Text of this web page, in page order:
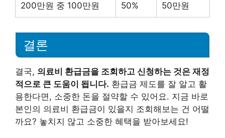
200만원 중 100만원 50% 50만원
결론
결국, 의료비 환급금을 조회하고 신청하는 것은 재정
적으로 큰 도움이 됩니다. 환급금 제도를 잘 알고 활
용한다면, 소중한 돈을 절약할 수 있어요. 지금 바로
본인의 의료비 환급금이 있을지 조회해보는 건 어떨
까요? 놓치지 않고 소중한 혜택을 받아보세요!